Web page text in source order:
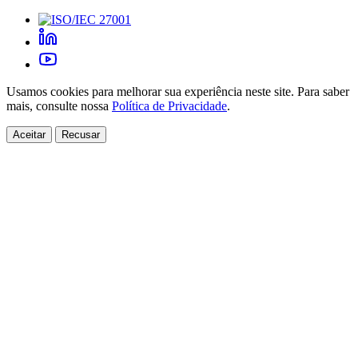
Usamos cookies para melhorar sua experiência neste site. Para saber
mais, consulte nossa Política de Privacidade.
Aceitar Recusar